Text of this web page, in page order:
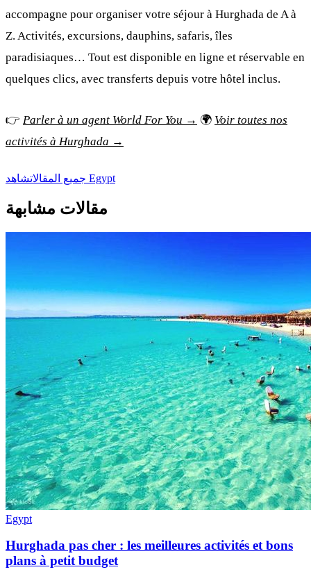
accompagne pour organiser votre séjour à Hurghada de A à
Z. Activités, excursions, dauphins, safaris, îles
paradisiaques… Tout est disponible en ligne et réservable en
quelques clics, avec transferts depuis votre hôtel inclus.
👉 Parler à un agent World For You → 🌍 Voir toutes nos
activités à Hurghada →
جميع المقالات شاهد Egypt
مقالات مشابهة
Egypt
Hurghada pas cher : les meilleures activités et bons
plans à petit budget